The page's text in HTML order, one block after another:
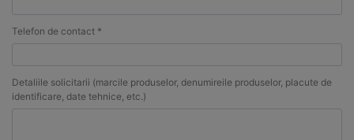
Telefon de contact *
Detaliile solicitarii (marcile produselor, denumireile produselor, placute de
identificare, date tehnice, etc.)